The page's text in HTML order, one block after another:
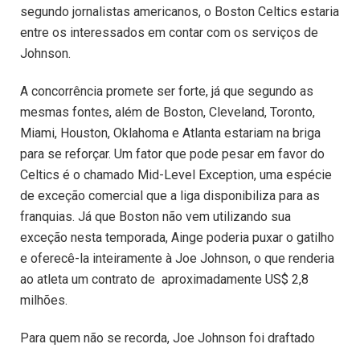
segundo jornalistas americanos, o Boston Celtics estaria
entre os interessados em contar com os serviços de
Johnson.
A concorrência promete ser forte, já que segundo as
mesmas fontes, além de Boston, Cleveland, Toronto,
Miami, Houston, Oklahoma e Atlanta estariam na briga
para se reforçar. Um fator que pode pesar em favor do
Celtics é o chamado Mid-Level Exception, uma espécie
de exceção comercial que a liga disponibiliza para as
franquias. Já que Boston não vem utilizando sua
exceção nesta temporada, Ainge poderia puxar o gatilho
e oferecê-la inteiramente à Joe Johnson, o que renderia
ao atleta um contrato de aproximadamente US$ 2,8
milhões.
Para quem não se recorda, Joe Johnson foi draftado